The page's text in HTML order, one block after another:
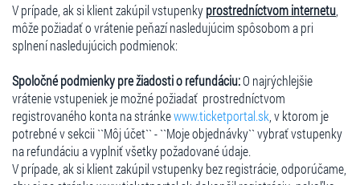
V prípade, ak si klient zakúpil vstupenkyprostredníctvom internetu
môže požiadať o vrátenie peňazí nasledujúcim spôsobom a pri
splnení nasledujúcich podmienok:
Spoločné podmienky pre žiadosti o refundáciu:O najrýchlejšie
vrátenie vstupeniek je možné požiadať prostredníctvom
registrovaného konta na stránkewww.ticketportal.sk , v ktorom je
potrebné v sekcii ``Môj účet`` - ``Moje objednávky`` vybrať vstupenky
na refundáciu a vyplniť všetky požadované údaje.
V prípade, ak si klient zakúpil vstupenky bez registrácie, odporúčame,